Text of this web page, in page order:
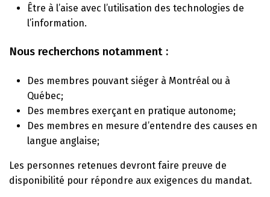
Être à l’aise avec l’utilisation des technologies de
l’information.
Nous recherchons notamment :
Des membres pouvant siéger à Montréal ou à
Québec;
Des membres exerçant en pratique autonome;
Des membres en mesure d’entendre des causes en
langue anglaise;
Les personnes retenues devront faire preuve de
disponibilité pour répondre aux exigences du mandat.